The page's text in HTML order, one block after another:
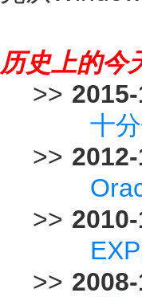
历史上的今
>>
十
>>
>>
>>